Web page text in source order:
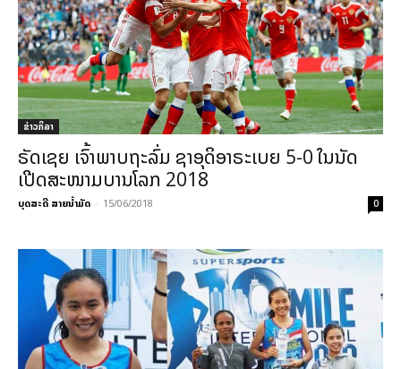
ຂ່າວກິລາ
ຣັດເຊຍ ເຈົ້າພາບຖະລົ່ມ ຊາອຸດິອາຣະເບຍ 5-0 ໃນນັດ
ເປີດສະໜາມບານໂລກ 2018
ບຸດສະດີ ສາຍນ້ຳມັດ - 15/06/2018 0